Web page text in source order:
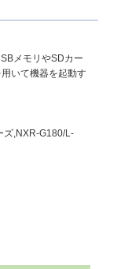
メモリやSDカー
いて機器を起動す
ズ,NXR-G180/L-